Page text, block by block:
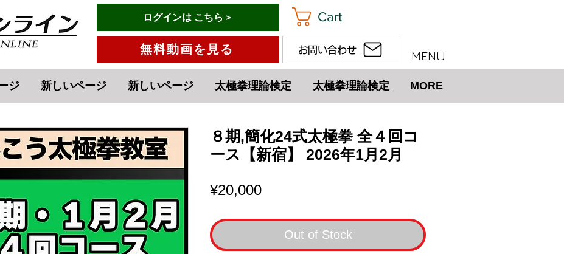
有料会員ログインはこちら→
ログインは こちら＞
無料動画を見る
Cart
お問い合わせ MENU
ジ 新しいページ 新しいページ 太極拳理論検定 太極拳理論検定 MORE
８期,簡化24式太極拳 全４回コ
ース【新宿】 2026年1月2月
¥20,000Price
Out of Stock